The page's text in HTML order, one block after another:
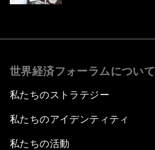
世界経済フォーラムについて
私たちのストラテジー
私たちのアイデンティティ
私たちの活動